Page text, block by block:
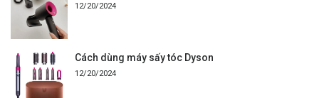
12/20/2024
Cách dùng máy sấy tóc Dyson
12/20/2024